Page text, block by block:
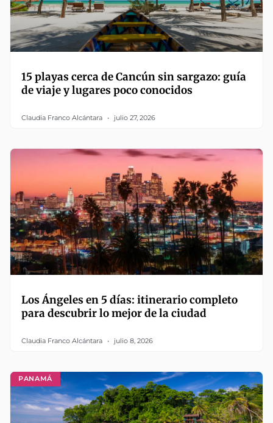
15 playas cerca de Cancún sin sargazo: guía
de viaje y lugares poco conocidos
Claudia Franco Alcántara julio 27, 2026
Los Ángeles en 5 días: itinerario completo
para descubrir lo mejor de la ciudad
Claudia Franco Alcántara julio 8, 2026
PANAMÁ